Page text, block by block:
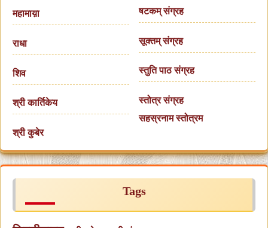
महामाय़ा
राधा
शिव
श्री कार्तिकेय
श्री कुबेर
षटकम् संग्रह
सूक्तम् संग्रह
स्तुति पाठ संग्रह
स्तोत्र संग्रह
सहस्रनाम स्तोत्रम
Tags